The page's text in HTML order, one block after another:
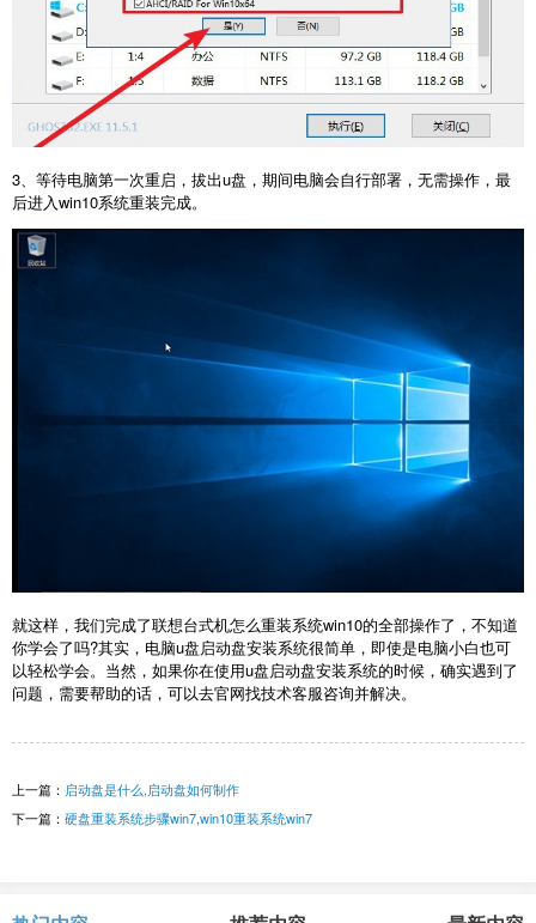
3、等待电脑第一次重启，拔出u盘，期间电脑会自行部署，无需操作，最
后进入win10系统重装完成。
就这样，我们完成了联想台式机怎么重装系统win10的全部操作了，不知道
你学会了吗?其实，电脑u盘启动盘安装系统很简单，即使是电脑小白也可
以轻松学会。当然，如果你在使用u盘启动盘安装系统的时候，确实遇到了
问题，需要帮助的话，可以去官网找技术客服咨询并解决。
上一篇： 启动盘是什么,启动盘如何制作
下一篇： 硬盘重装系统步骤win7,win10重装系统win7